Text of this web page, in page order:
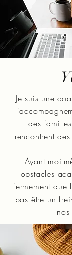
Je suis une
des
rencontrent
Ayant moi-
obstacles
fermement que
pas être un